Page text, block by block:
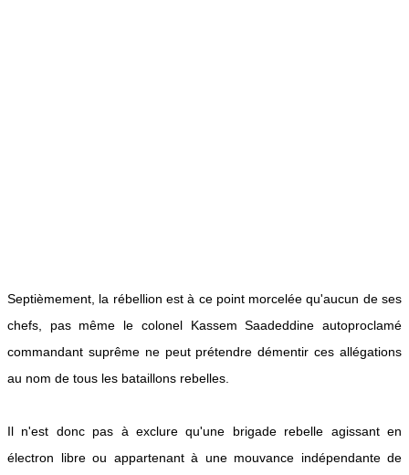
Septièmement, la rébellion est à ce point morcelée qu'aucun de ses
chefs, pas même le colonel Kassem Saadeddine autoproclamé
commandant suprême ne peut prétendre démentir ces allégations
au nom de tous les bataillons rebelles.
Il n'est donc pas à exclure qu'une brigade rebelle agissant en
électron libre ou appartenant à une mouvance indépendante de